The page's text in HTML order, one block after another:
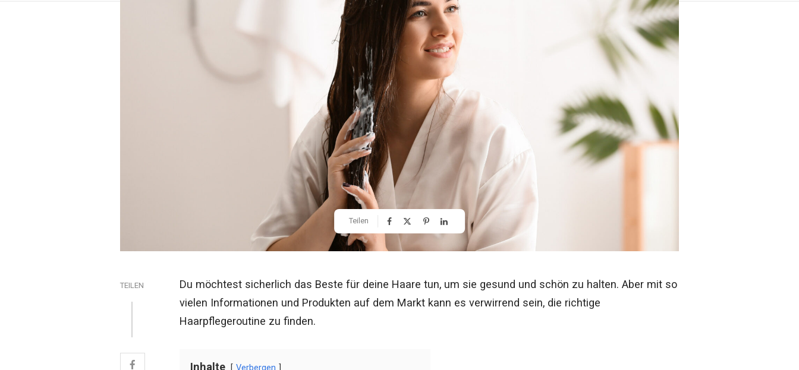
Teilen
TEILEN
Du möchtest sicherlich das Beste für deine Haare tun, um sie gesund und schön zu halten. Aber mit so
vielen Informationen und Produkten auf dem Markt kann es verwirrend sein, die richtige
Haarpflegeroutine zu finden.
Inhalte Verbergen